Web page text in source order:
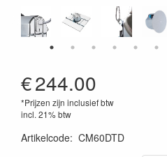
€244.00
*Prijzen zijn inclusief btw
incl. 21% btw
Artikelcode: CM60DTD